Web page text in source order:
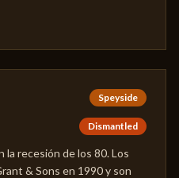
Speyside
Dismantled
recesión de los 80. Los
& Sons en 1990 y son